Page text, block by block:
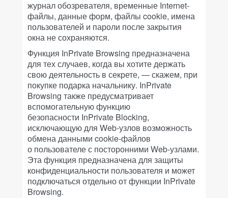
журнал обозревателя, временные Internet-
файлы, данные форм, файлы cookie, имена
пользователей и пароли после закрытия
окна не сохраняются.
Функция InPrivate Browsing предназначена
для тех случаев, когда вы хотите держать
свою деятельность в секрете, — скажем, при
покупке подарка начальнику. InPrivate
Browsing также предусматривает
вспомогательную функцию
безопасности InPrivate Blocking,
исключающую для Web-узлов возможность
обмена данными cookie-файлов
о пользователе с посторонними Web-узлами.
Эта функция предназначена для защиты
конфиденциальности пользователя и может
подключаться отдельно от функции InPrivate
Browsing.